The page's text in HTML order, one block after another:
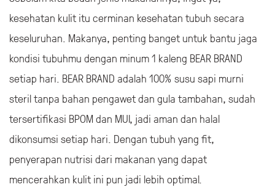
kesehatan kulit itu cerminan kesehatan tubuh secara
keseluruhan. Makanya, penting banget untuk bantu jaga
kondisi tubuhmu dengan minum 1 kaleng BEAR BRAND
setiap hari. BEAR BRAND adalah 100% susu sapi murni
steril tanpa bahan pengawet dan gula tambahan, sudah
tersertifikasi BPOM dan MUI, jadi aman dan halal
dikonsumsi setiap hari. Dengan tubuh yang fit,
penyerapan nutrisi dari makanan yang dapat
mencerahkan kulit ini pun jadi lebih optimal.